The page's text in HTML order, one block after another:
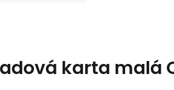
karta malá